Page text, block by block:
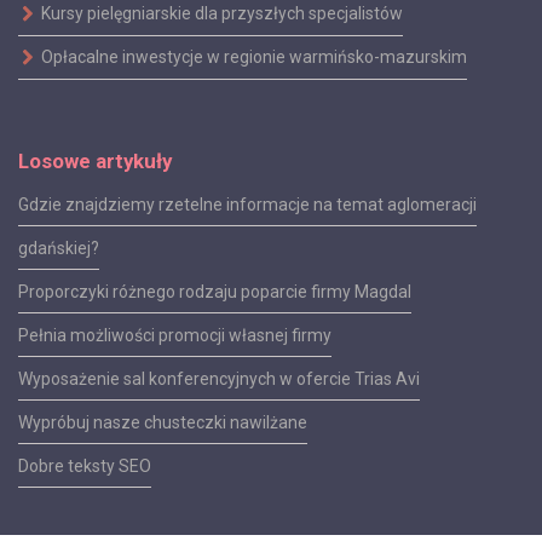
Kursy pielęgniarskie dla przyszłych specjalistów
Opłacalne inwestycje w regionie warmińsko-mazurskim
Losowe artykuły
Gdzie znajdziemy rzetelne informacje na temat aglomeracji
gdańskiej?
Proporczyki różnego rodzaju poparcie firmy Magdal
Pełnia możliwości promocji własnej firmy
Wyposażenie sal konferencyjnych w ofercie Trias Avi
Wypróbuj nasze chusteczki nawilżane
Dobre teksty SEO